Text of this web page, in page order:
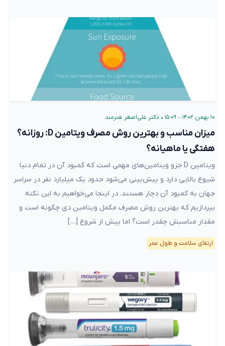
۱۰ بهمن ۱۴۰۲ – ۱۵:۰۹ • دکتر علی‌اصغر هنرمند
میزان مناسب و بهترین روش مصرف ویتامین D: روزانه؟
هفتگی یا ماهیانه؟
ویتامین D جزو ویتامین‌های مهمی است که کمبود آن در تمام دنیا
شیوع بالایی دارد و پیش‌بینی می‌شود حدود یک میلیارد نفر در سراسر
جهان به کمبود آن دچار هستند. در اینجا می‌خواهیم به این نکته
بپردازیم که بهترین روش مصرف مکمل ویتامین دی چگونه است و
مقدار مناسبش چقدر است؟ اما پیش از شروع […]
ارتقای سلامت و طول عمر